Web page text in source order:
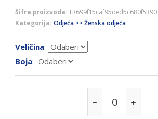
Šifra proizvoda: TR699f15caf95ded5c680f5390
Kategorija: Odjeća >> Ženska odjeća
Veličina:
Boja: